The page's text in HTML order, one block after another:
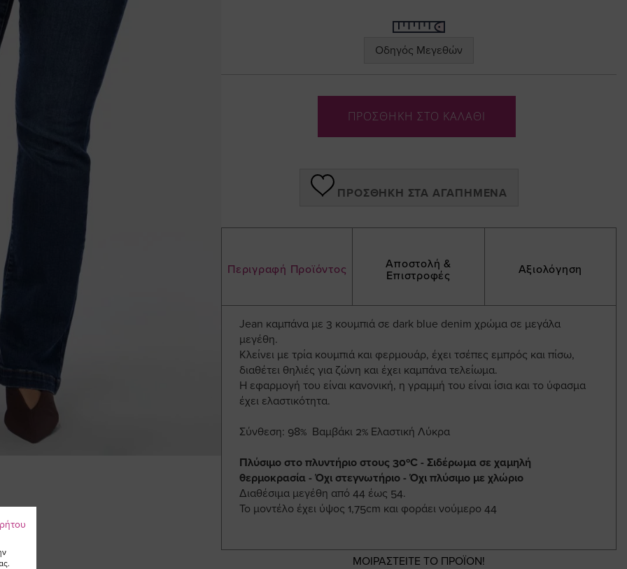
Οδηγός Μεγεθών
ΠΡΟΣΘΗΚΗ ΣΤΟ ΚΑΛΑΘΙ
ΠΡΟΣΘΉΚΗ ΣΤΑ ΑΓΑΠΗΜΈΝΑ
Περιγραφή Προϊόντος
Αποστολή &
Επιστροφές
Αξιολόγηση
Jean καμπάνα με 3 κουμπιά σε dark blue denim χρώμα σε μεγάλα
μεγέθη.
Κλείνει με τρία κουμπιά και φερμουάρ, έχει τσέπες εμπρός και πίσω,
διαθέτει θηλιές για ζώνη και έχει καμπάνα τελείωμα.
Η εφαρμογή του είναι κανονική, η γραμμή του είναι ίσια και το ύφασμα
έχει ελαστικότητα.
Σύνθεση: 98% Βαμβάκι 2% Ελαστική Λύκρα
Πλύσιμο στο πλυντήριο στους 30ºC - Σιδέρωμα σε χαμηλή
θερμοκρασία - Όχι στεγνωτήριο - Όχι πλύσιμο με χλώριο
Διαθέσιμα μεγέθη από 44 έως 54.
Το μοντέλο έχει ύψος 1,75cm και φοράει νούμερο 44
ΜΟΙΡΑΣΤΕΙΤΕ ΤΟ ΠΡΟΪΟΝ!